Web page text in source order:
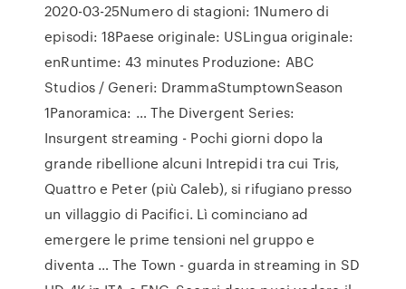
2020-03-25Numero di stagioni: 1Numero di
episodi: 18Paese originale: USLingua originale:
enRuntime: 43 minutes Produzione: ABC
Studios / Generi: DrammaStumptownSeason
1Panoramica: … The Divergent Series:
Insurgent streaming - Pochi giorni dopo la
grande ribellione alcuni Intrepidi tra cui Tris,
Quattro e Peter (più Caleb), si rifugiano presso
un villaggio di Pacifici. Lì cominciano ad
emergere le prime tensioni nel gruppo e
diventa … The Town - guarda in streaming in SD